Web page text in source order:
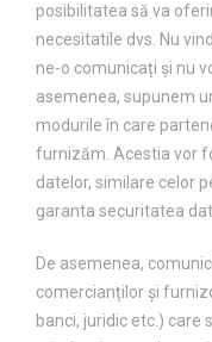
posibilitatea să va
necesitatile dvs. Nu
ne-o comunicați și nu
asemenea, supunem
modurile în care
furnizăm. Acestia vor
datelor, similare celor
garanta securitatea
De asemenea,
comercianților și
banci, juridic etc.) care